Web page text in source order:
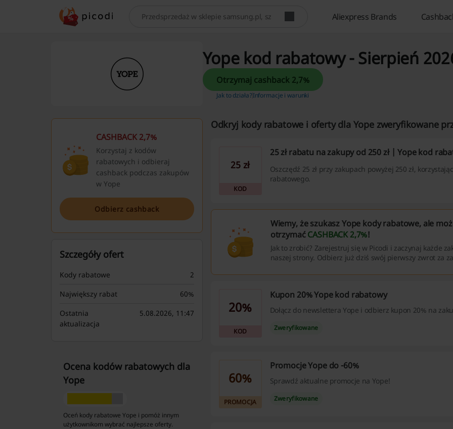
Szukaj Aliexpress Brands
Yope kod rabatowy - Sierpień
Otrzymaj cashback 2,7%
Jak to działa?Informacje i warunki
Odkryj kody rabatowe i oferty dla Yope zweryfikowane
25 zł
KOD
25 zł rabatu na zakupy od 250 zł | Yope kod
Oszczędź 25 zł przy zakupach powyżej 250 zł,
rabatowego.
Wiemy, że szukasz Yope kody rabatowe, ale
otrzymaćCASHBACK 2,7%!
Jak to zrobić? Zarejestruj się w Picodi i zaczynaj każde
naszej strony. Odbierz już dziś swój pierwszy zwrot za
20%
KOD
Kupon 20% Yope kod rabatowy
Dołącz do newslettera Yope i odbierz kupon 20% na
Zweryfikowane
60%
PROMOCJA
Promocje Yope do -60%
Sprawdź aktualne promocje na Yope!
Zweryfikowane
CASHBACK 2,7%
Korzystaj z kodów
rabatowych i odbieraj
cashback podczas zakupów
w Yope
Odbierz cashback
Szczegóły ofert
Kody rabatowe
2
Największy rabat
60%
Ostatnia
aktualizacja
5.08.2026, 11:47
Ocena kodów rabatowych dla
Yope
Oceń kody rabatowe Yope i pomóż innym
użytkownikom wybrać najlepsze oferty.